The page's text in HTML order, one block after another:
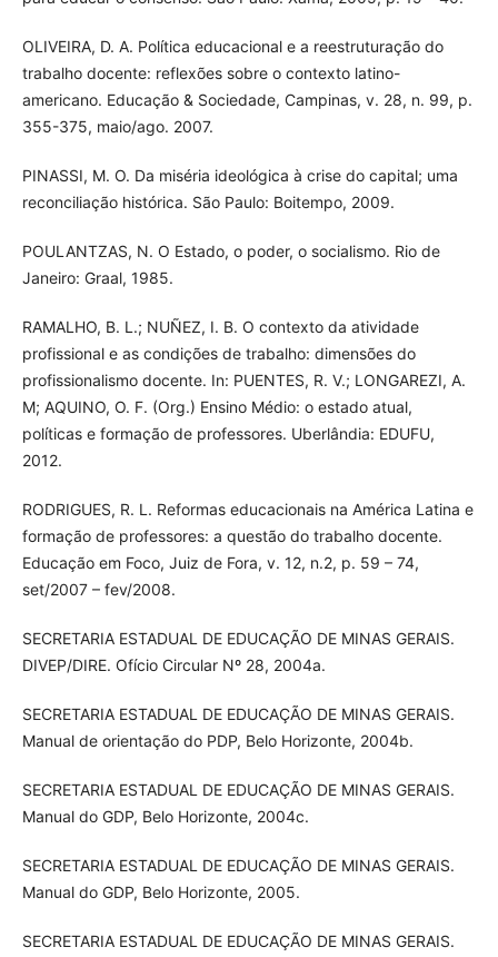
OLIVEIRA, D. A. Política educacional e a reestruturação do
trabalho docente: reflexões sobre o contexto latino-
americano. Educação & Sociedade, Campinas, v. 28, n. 99, p.
355-375, maio/ago. 2007.
PINASSI, M. O. Da miséria ideológica à crise do capital; uma
reconciliação histórica. São Paulo: Boitempo, 2009.
POULANTZAS, N. O Estado, o poder, o socialismo. Rio de
Janeiro: Graal, 1985.
RAMALHO, B. L.; NUÑEZ, I. B. O contexto da atividade
profissional e as condições de trabalho: dimensões do
profissionalismo docente. In: PUENTES, R. V.; LONGAREZI, A.
M; AQUINO, O. F. (Org.) Ensino Médio: o estado atual,
políticas e formação de professores. Uberlândia: EDUFU,
2012.
RODRIGUES, R. L. Reformas educacionais na América Latina e
formação de professores: a questão do trabalho docente.
Educação em Foco, Juiz de Fora, v. 12, n.2, p. 59 – 74,
set/2007 – fev/2008.
SECRETARIA ESTADUAL DE EDUCAÇÃO DE MINAS GERAIS.
DIVEP/DIRE. Ofício Circular Nº 28, 2004a.
SECRETARIA ESTADUAL DE EDUCAÇÃO DE MINAS GERAIS.
Manual de orientação do PDP, Belo Horizonte, 2004b.
SECRETARIA ESTADUAL DE EDUCAÇÃO DE MINAS GERAIS.
Manual do GDP, Belo Horizonte, 2004c.
SECRETARIA ESTADUAL DE EDUCAÇÃO DE MINAS GERAIS.
Manual do GDP, Belo Horizonte, 2005.
SECRETARIA ESTADUAL DE EDUCAÇÃO DE MINAS GERAIS.